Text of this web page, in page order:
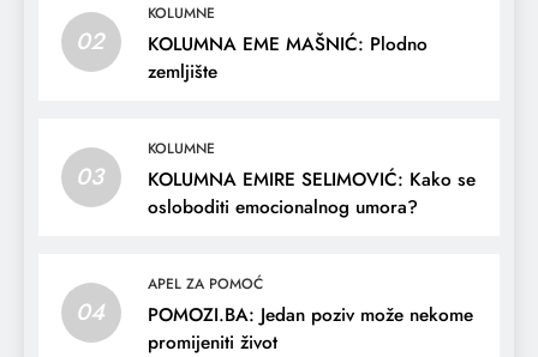
02
KOLUMNE
KOLUMNA EME MAŠNIĆ: Plodno
zemljište
03
KOLUMNE
KOLUMNA EMIRE SELIMOVIĆ: Kako se
osloboditi emocionalnog umora?
04
APEL ZA POMOĆ
POMOZI.BA: Jedan poziv može nekome
promijeniti život